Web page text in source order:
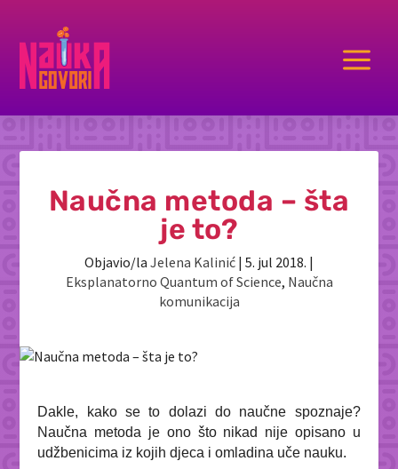
a
Naučna metoda – šta
je to?
Objavio/la Jelena Kalinić | 5. jul 2018. |
Eksplanatorno Quantum of Science, Naučna
komunikacija
Dakle, kako se to dolazi do naučne spoznaje?
Naučna metoda je ono što nikad nije opisano u
udžbenicima iz kojih djeca i omladina uče nauku.